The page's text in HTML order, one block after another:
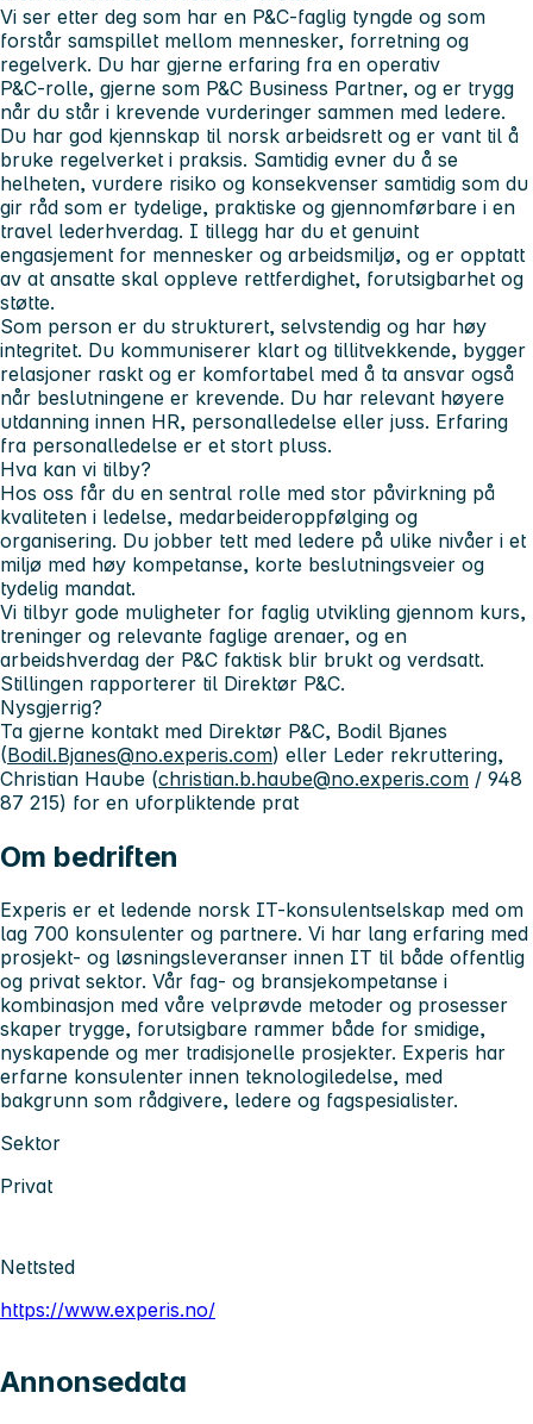
Vi ser etter deg som har en P&C‑faglig tyngde og som
forstår samspillet mellom mennesker, forretning og
regelverk. Du har gjerne erfaring fra en operativ
P&C‑rolle, gjerne som P&C Business Partner, og er trygg
når du står i krevende vurderinger sammen med ledere.
Du har god kjennskap til norsk arbeidsrett og er vant til å
bruke regelverket i praksis. Samtidig evner du å se
helheten, vurdere risiko og konsekvenser samtidig som du
gir råd som er tydelige, praktiske og gjennomførbare i en
travel lederhverdag. I tillegg har du et genuint
engasjement for mennesker og arbeidsmiljø, og er opptatt
av at ansatte skal oppleve rettferdighet, forutsigbarhet og
støtte.
Som person er du strukturert, selvstendig og har høy
integritet. Du kommuniserer klart og tillitvekkende, bygger
relasjoner raskt og er komfortabel med å ta ansvar også
når beslutningene er krevende. Du har relevant høyere
utdanning innen HR, personalledelse eller juss. Erfaring
fra personalledelse er et stort pluss.
Hva kan vi tilby?
Hos oss får du en sentral rolle med stor påvirkning på
kvaliteten i ledelse, medarbeideroppfølging og
organisering. Du jobber tett med ledere på ulike nivåer i et
miljø med høy kompetanse, korte beslutningsveier og
tydelig mandat.
Vi tilbyr gode muligheter for faglig utvikling gjennom kurs,
treninger og relevante faglige arenaer, og en
arbeidshverdag der P&C faktisk blir brukt og verdsatt.
Stillingen rapporterer til Direktør P&C.
Nysgjerrig?
Ta gjerne kontakt med Direktør P&C, Bodil Bjanes
(Bodil.Bjanes@no.experis.com) eller Leder rekruttering,
Christian Haube (christian.b.haube@no.experis.com / 948
87 215) for en uforpliktende prat
Om bedriften
Experis er et ledende norsk IT-konsulentselskap med om
lag 700 konsulenter og partnere. Vi har lang erfaring med
prosjekt- og løsningsleveranser innen IT til både offentlig
og privat sektor. Vår fag- og bransjekompetanse i
kombinasjon med våre velprøvde metoder og prosesser
skaper trygge, forutsigbare rammer både for smidige,
nyskapende og mer tradisjonelle prosjekter. Experis har
erfarne konsulenter innen teknologiledelse, med
bakgrunn som rådgivere, ledere og fagspesialister.
Sektor
Privat
Nettsted
https://www.experis.no/
Annonsedata